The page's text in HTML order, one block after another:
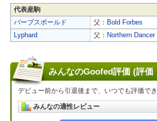
代表産駒
バーブスボールド
父： Bold Forbes
Lyphard
父： Northern Dancer
みんなのGoofed評価 (評価
デビュー前から引退後まで、いつでも評価で
みんなの適性レビュー